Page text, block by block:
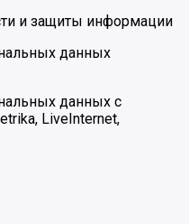
и защиты информации
данных
данных с
LiveInternet,